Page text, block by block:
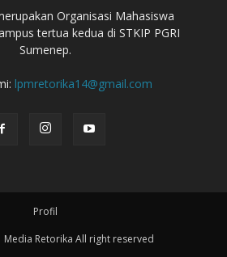
Organisasi Mahasiswa
tertua kedua di STKIP PGRI
Sumenep.
lpmretorika14@gmail.com
Profil
Retorika All right reserved